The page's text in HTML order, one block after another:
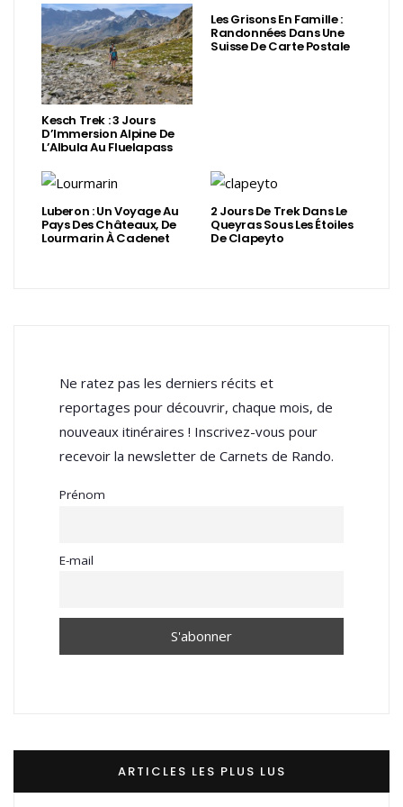
Kesch Trek : 3 Jours
D’Immersion Alpine De
L’Albula Au Fluelapass
Les Grisons En Famille :
Randonnées Dans Une
Suisse De Carte Postale
Luberon : Un Voyage Au
Pays Des Châteaux, De
Lourmarin À Cadenet
2 Jours De Trek Dans Le
Queyras Sous Les Étoiles
De Clapeyto
Ne ratez pas les derniers récits et
reportages pour découvrir, chaque mois, de
nouveaux itinéraires ! Inscrivez-vous pour
recevoir la newsletter de Carnets de Rando.
Prénom
E-mail
ARTICLES LES PLUS LUS